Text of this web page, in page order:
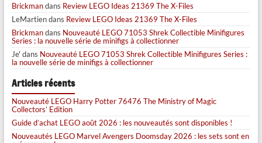
Brickmandans Review LEGO Ideas 21369 The X-Files
LeMartiendans Review LEGO Ideas 21369 The X-Files
Brickmandans Nouveauté LEGO 71053 Shrek Collectible Minifigures
Series : la nouvelle série de minifigs à collectionner
Je' dans Nouveauté LEGO 71053 Shrek Collectible Minifigures Series :
la nouvelle série de minifigs à collectionner
Articles récents
Nouveauté LEGO Harry Potter 76476 The Ministry of Magic
Collectors’ Edition
Guide d’achat LEGO août 2026 : les nouveautés sont disponibles !
Nouveautés LEGO Marvel Avengers Doomsday 2026 : les sets sont en